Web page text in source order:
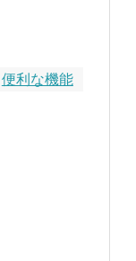
便利な機能